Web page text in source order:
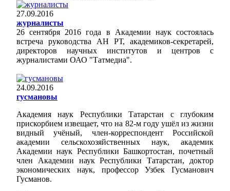
27.09.2016
журналисты
26 сентября 2016 года в Академии наук состоялась
встреча руководства АН РТ, академиков-секретарей,
директоров научных институтов и центров с
журналистами ОАО "Татмедиа".
24.09.2016
гусмановы
Академия наук Республики Татарстан с глубоким
прискорбием извещает, что на 82-м году ушёл из жизни
видный учёный, член-корреспондент Российской
академии сельскохозяйственных наук, академик
Академии наук Республики Башкортостан, почетный
член Академии наук Республики Татарстан, доктор
экономических наук, профессор Узбек Гусманович
Гусманов.